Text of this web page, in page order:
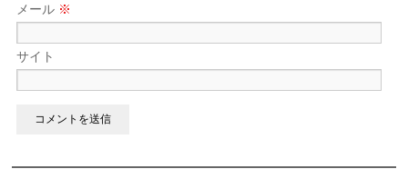
メール ※
サイト